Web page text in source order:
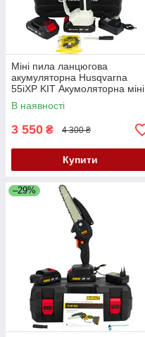
Міні пила ланцюгова
акумуляторна Husqvarna
55iXP KIT Акумоляторна міні
пила 24V 5Ah Гілкоріз
Husqvarna
В наявності
3 550 ₴ 4 300 ₴
Купити
–29%